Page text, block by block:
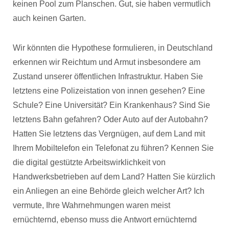
keinen Pool zum Planschen. Gut, sie haben vermutlich
auch keinen Garten.
Wir könnten die Hypothese formulieren, in Deutschland
erkennen wir Reichtum und Armut insbesondere am
Zustand unserer öffentlichen Infrastruktur. Haben Sie
letztens eine Polizeistation von innen gesehen? Eine
Schule? Eine Universität? Ein Krankenhaus? Sind Sie
letztens Bahn gefahren? Oder Auto auf der Autobahn?
Hatten Sie letztens das Vergnügen, auf dem Land mit
Ihrem Mobiltelefon ein Telefonat zu führen? Kennen Sie
die digital gestützte Arbeitswirklichkeit von
Handwerksbetrieben auf dem Land? Hatten Sie kürzlich
ein Anliegen an eine Behörde gleich welcher Art? Ich
vermute, Ihre Wahrnehmungen waren meist
ernüchternd, ebenso muss die Antwort ernüchternd